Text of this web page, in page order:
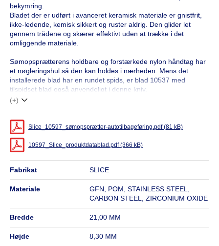
bekymring.
Bladet der er udført i avanceret keramisk materiale er gnistfrit,
ikke-ledende, kemisk sikkert og ruster aldrig. Den glider let
gennem trådene og skærer effektivt uden at trække i det
omliggende materiale.
Sømopsprætterens holdbare og forstærkede nylon håndtag har
et nøgleringshul så den kan holdes i nærheden. Mens det
installerede blad har en rundet spids, er blad 10537 med
tilspidset blad også anvendeligt i denne kniv.
(+)
Slice_10597_sømopsprætter-autotilbageføring.pdf (81 kB)
10597_Slice_produktdatablad.pdf (366 kB)
fabrikat SLICE
materiale
GFN, POM, STAINLESS STEEL,
CARBON STEEL, ZIRCONIUM OXIDE
bredde 21,00 MM
højde 8,30 MM